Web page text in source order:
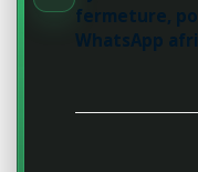
fermeture,
WhatsApp